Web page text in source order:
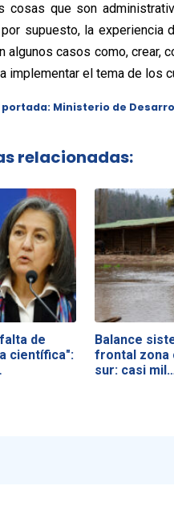
cosas que son
supuesto, la experiencia
algunos casos como, crear,
implementar el tema de los
Ministerio de
relacionadas:
de
científica":
Balance
frontal zona
sur: casi